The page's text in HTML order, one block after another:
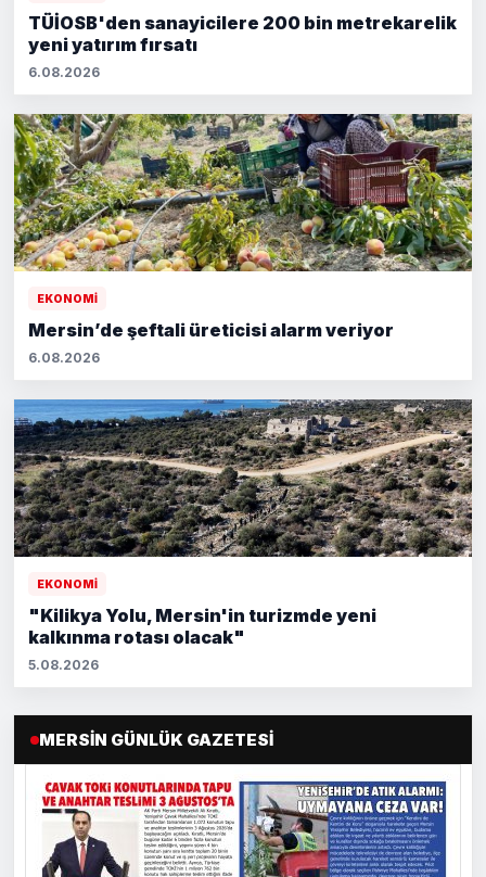
TÜİOSB'den sanayicilere 200 bin metrekarelik
yeni yatırım fırsatı
6.08.2026
EKONOMİ
Mersin’de şeftali üreticisi alarm veriyor
6.08.2026
EKONOMİ
"Kilikya Yolu, Mersin'in turizmde yeni
kalkınma rotası olacak"
5.08.2026
MERSIN GÜNLÜK GAZETESI